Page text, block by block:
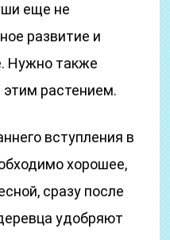
еще не
развитие и
Нужно также
этим растением.
вступления в
хорошее,
сразу после
удобряют